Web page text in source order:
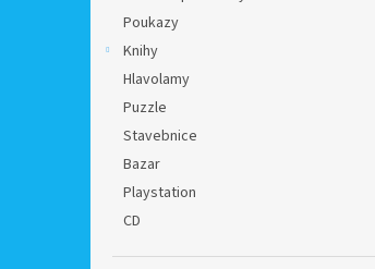
Poukazy
Knihy
Hlavolamy
Puzzle
Stavebnice
Bazar
Playstation
CD